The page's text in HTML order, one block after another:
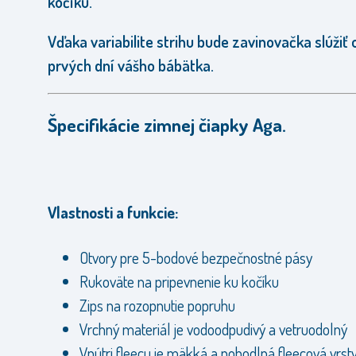
Vďaka variabilite strihu bude zavinovačka slúžiť
prvých dní vášho bábätka.
Špecifikácie zimnej čiapky Aga.
Vlastnosti a funkcie:
Otvory pre 5-bodové bezpečnostné pásy
Rukoväte na pripevnenie ku kočíku
Zips na rozopnutie popruhu
Vrchný materiál je vodoodpudivý a vetruodolný